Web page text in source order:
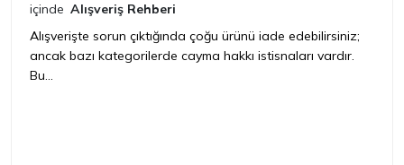
içinde Alışveriş Rehberi
Alışverişte sorun çıktığında çoğu ürünü iade edebilirsiniz;
ancak bazı kategorilerde cayma hakkı istisnaları vardır.
Bu...